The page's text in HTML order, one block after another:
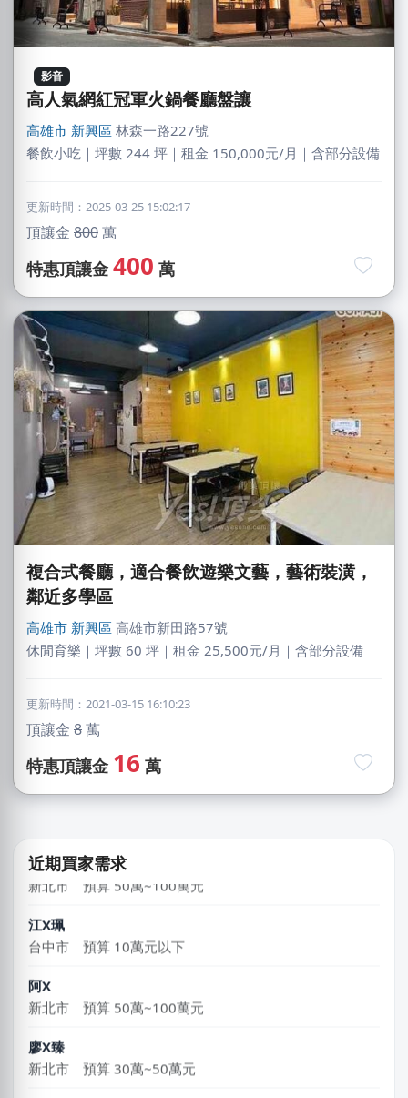
影音
高人氣網紅冠軍火鍋餐廳盤讓
高雄市 新興區 林森一路227號
餐飲小吃｜坪數 244 坪｜租金 150,000元/月｜含部分設備
更新時間：2025-03-25 15:02:17
頂讓金 800萬
特惠頂讓金 400 萬
複合式餐廳，適合餐飲遊樂文藝，藝術裝潢，
鄰近多學區
高雄市 新興區 高雄市新田路57號
休閒育樂｜坪數 60 坪｜租金 25,500元/月｜含部分設備
更新時間：2021-03-15 16:10:23
頂讓金 8萬
特惠頂讓金 16 萬
近期買家需求
謝X生
台中市｜預算 10萬~30萬元
新北市｜預算 10萬~30萬元
新北市｜預算 50萬~100萬元
台中市｜預算 10萬元以下
新北市｜預算 50萬~100萬元
新北市｜預算 30萬~50萬元